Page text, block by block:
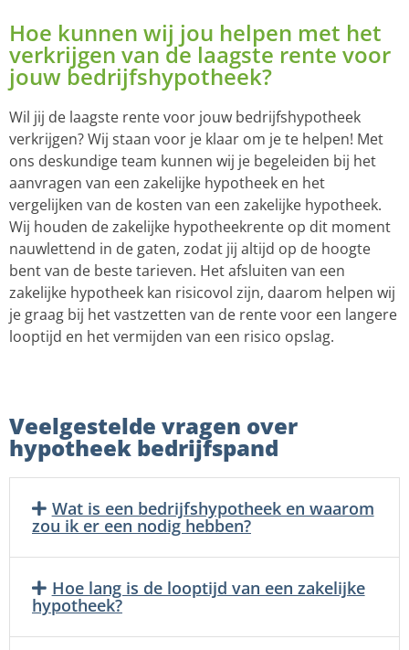
Hoe kunnen wij jou helpen met het
verkrijgen van de laagste rente voor
jouw bedrijfshypotheek?
Wil jij de laagste rente voor jouw bedrijfshypotheek
verkrijgen? Wij staan voor je klaar om je te helpen! Met
ons deskundige team kunnen wij je begeleiden bij het
aanvragen van een zakelijke hypotheek en het
vergelijken van de kosten van een zakelijke hypotheek.
Wij houden de zakelijke hypotheekrente op dit moment
nauwlettend in de gaten, zodat jij altijd op de hoogte
bent van de beste tarieven. Het afsluiten van een
zakelijke hypotheek kan risicovol zijn, daarom helpen wij
je graag bij het vastzetten van de rente voor een langere
looptijd en het vermijden van een risico opslag.
Veelgestelde vragen over
hypotheek bedrijfspand
Wat is een bedrijfshypotheek en waarom
zou ik er een nodig hebben?
Hoe lang is de looptijd van een zakelijke
hypotheek?